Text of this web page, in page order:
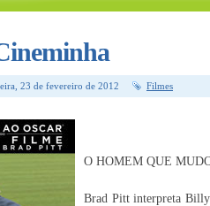
23 de fevereiro de 2012 Filmes
O HOMEM QUE
Brad Pitt interpreta